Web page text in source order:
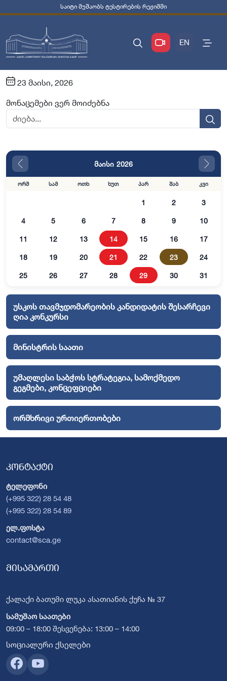
საიტი მუშაობს ტესტირების რეჟიმში
EN
23 მაისი, 2026
მონაცემები ვერ მოიძებნა
მაისი 2026
ორშ სამ ოთხ ხუთ პარ შაბ კვი
1 2 3
4 5 6 7 8 9 10
11 12 13 14 15 16 17
18 19 20 21 22 23 24
25 26 27 28 29 30 31
უსკოს თავმჯდომარეობის კანდიდატის შესარჩევი
ღია კონკურსი
მინისტრის საათი
უმაღლესი საბჭოს სტრატეგია, სამოქმედო
გეგმები, კონცეფციები
ორმხრივი ურთიერთობები
კონტაქტი
ტელეფონი
(+995 322) 28 54 48
(+995 322) 28 54 89
ელ.ფოსტა
contact@sca.ge
მისამართი
ქალაქი ბათუმი ლუკა ასათიანის ქუჩა № 37
სამუშაო საათები
09:00 – 18:00 შესვენება: 13:00 – 14:00
სოციალური ქსელები